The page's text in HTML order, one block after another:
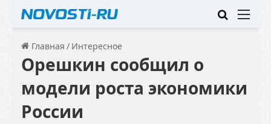
Искать
Главная / Интересное
Орешкин сообщил о
модели роста экономики
России